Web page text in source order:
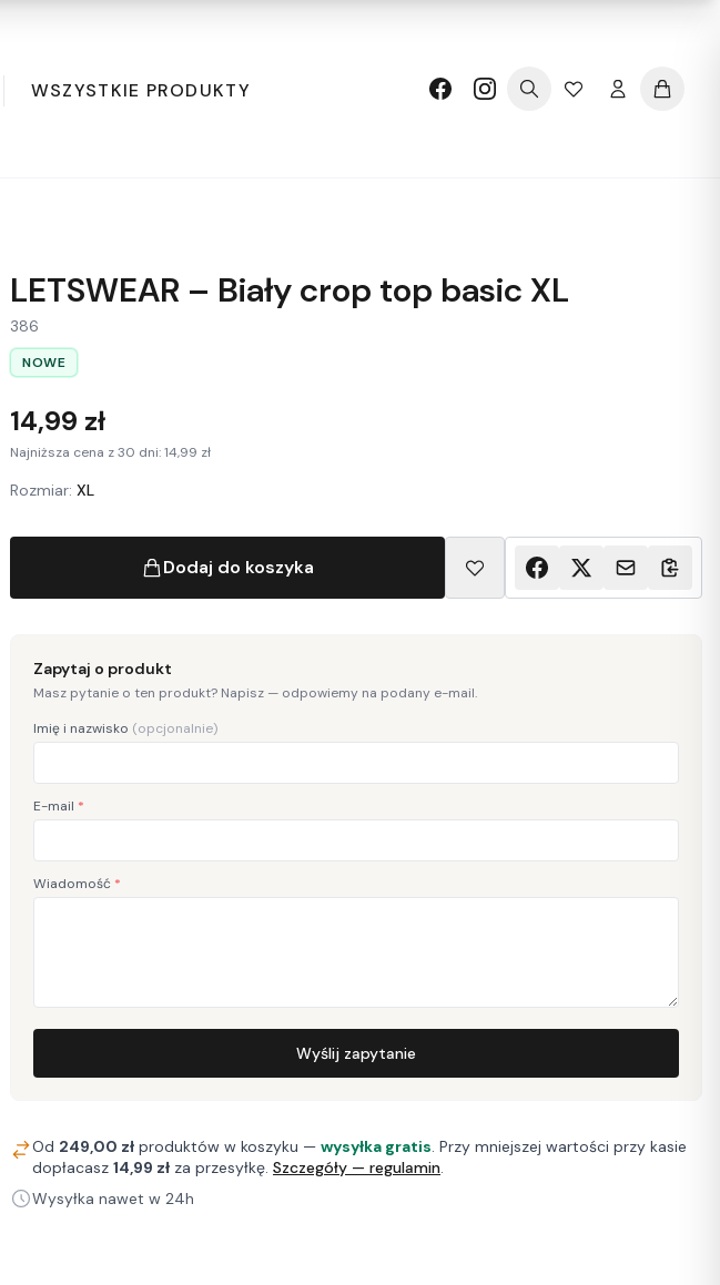
WSZYSTKIE PRODUKTY
LETSWEAR – Biały crop top basic XL
386
NOWE
14,99 zł
Najniższa cena z 30 dni: 14,99 zł
Rozmiar: XL
Dodaj do koszyka
Zapytaj o produkt
Masz pytanie o ten produkt? Napisz — odpowiemy na podany e-mail.
Imię i nazwisko (opcjonalnie)
E-mail *
Wiadomość *
Wyślij zapytanie
Od 249,00 zł produktów w koszyku — wysyłka gratis. Przy mniejszej wartości przy kasie
dopłacasz 14,99 zł za przesyłkę. Szczegóły — regulamin.
Wysyłka nawet w 24h